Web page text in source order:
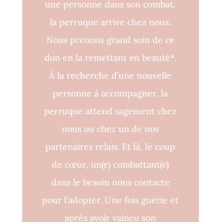
une personne dans son combat,
la perruque arrive chez nous.
Nous prenons grand soin de ce
don en la remettant en beauté*.
À la recherche d’une nouvelle
personne à accompagner, la
perruque attend sagement chez
nous ou chez un de nos
partenaires relais. Et là, le coup
de cœur, un(e) combattant(e)
dans le besoin nous contacte
pour l’adopter. Une fois guérie et
après avoir vaincu son